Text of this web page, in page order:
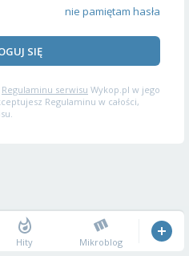
nie pamiętam hasła
SIĘ
Regulaminu serwisu Wykop.pl w jego
Regulaminu w całości,
Hity Mikroblog